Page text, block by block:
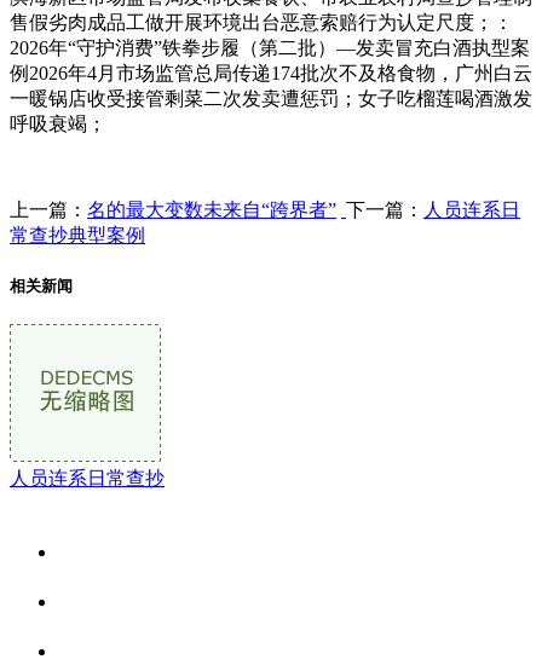
售假劣肉成品工做开展环境出台恶意索赔行为认定尺度；：
2026年“守护消费”铁拳步履（第二批）—发卖冒充白酒执型案
例2026年4月市场监管总局传递174批次不及格食物，广州白云
一暖锅店收受接管剩菜二次发卖遭惩罚；女子吃榴莲喝酒激发
呼吸衰竭；
上一篇： 名的最大变数未来自“跨界者” 下一篇： 人员连系日
常查抄典型案例
相关新闻
人员连系日常查抄